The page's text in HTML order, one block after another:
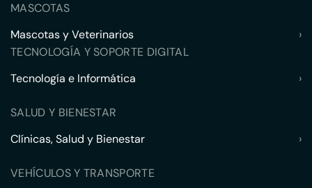
MASCOTAS
Mascotas y Veterinarios
›
TECNOLOGÍA Y SOPORTE DIGITAL
Tecnología e Informática
›
SALUD Y BIENESTAR
Clínicas, Salud y Bienestar
›
VEHÍCULOS Y TRANSPORTE